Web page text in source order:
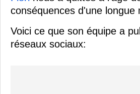
conséquences d'une longue
Voici ce que son équipe a
réseaux sociaux: